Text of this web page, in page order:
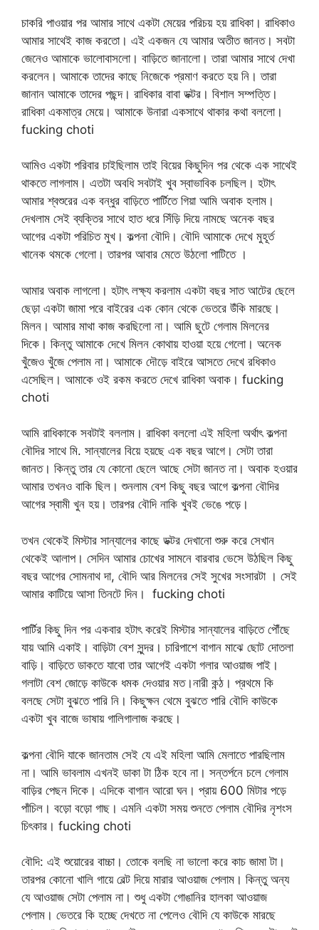
চাকরি পাওয়ার পর আমার সাথে একটা মেয়ের পরিচয় হয় রাধিকা। রাধিকাও
আমার সাথেই কাজ করতো। এই একজন যে আমার অতীত জানত। সবটা
জেনেও আমাকে ভালোবাসলো। বাড়িতে জানালো। তারা আমার সাথে দেখা
করলেন। আমাকে তাদের কাছে নিজেকে প্রমাণ করতে হয় নি। তারা
জানান আমাকে তাদের পছন্দ। রাধিকার বাবা ডক্টর। বিশাল সম্পত্তি।
রাধিকা একমাত্র মেয়ে। আমাকে উনারা একসাথে থাকার কথা বললো।
fucking choti
আমিও একটা পরিবার চাইছিলাম তাই বিয়ের কিছুদিন পর থেকে এক সাথেই
থাকতে লাগলাম। এতটা অবধি সবটাই খুব স্বাভাবিক চলছিল। হটাৎ
আমার শ্বশুরের এক বন্ধুর বাড়িতে পার্টিতে গিয়া আমি অবাক হলাম।
দেখলাম সেই ব্যক্তির সাথে হাত ধরে সিঁড়ি দিয়ে নামছে অনেক বছর
আগের একটা পরিচিত মুখ। কল্পনা বৌদি। বৌদি আমাকে দেখে মুহূর্ত
খানেক থমকে গেলো। তারপর আবার মেতে উঠলো পাটিতে ।
আমার অবাক লাগলো। হটাৎ লক্ষ্য করলাম একটা বছর সাত আটের ছেলে
ছেড়া একটা জামা পরে বাইরের এক কোন থেকে ভেতরে উঁকি মারছে।
মিলন। আমার মাথা কাজ করছিলো না। আমি ছুটে গেলাম মিলনের
দিকে। কিন্তু আমাকে দেখে মিলন কোথায় হাওয়া হয়ে গেলো। অনেক
খুঁজেও খুঁজে পেলাম না। আমাকে দৌড়ে বাইরে আসতে দেখে রধিকাও
এসেছিল। আমাকে ওই রকম করতে দেখে রাধিকা অবাক। fucking
choti
আমি রাধিকাকে সবটাই বললাম। রাধিকা বললো এই মহিলা অর্থাৎ কল্পনা
বৌদির সাথে মি. সান্যালের বিয়ে হয়ছে এক বছর আগে। সেটা তারা
জানত। কিন্তু তার যে কোনো ছেলে আছে সেটা জানত না। অবাক হওয়ার
আমার তখনও বাকি ছিল। শুনলাম বেশ কিছু বছর আগে কল্পনা বৌদির
আগের স্বামী খুন হয়। তারপর বৌদি নাকি খুবই ভেঙে পড়ে।
তখন থেকেই মিস্টার সান্যালের কাছে ডক্টর দেখানো শুরু করে সেখান
থেকেই আলাপ। সেদিন আমার চোখের সামনে বারবার ভেসে উঠছিল কিছু
বছর আগের সোমনাথ দা, বৌদি আর মিলনের সেই সুখের সংসারটা । সেই
আমার কাটিয়ে আসা তিনটে দিন। fucking choti
পার্টির কিছু দিন পর একবার হটাৎ করেই মিস্টার সান্যালের বাড়িতে পৌঁছে
যায় আমি একাই। বাড়িটা বেশ সুন্দর। চারিপাশে বাগান মাঝে ছোট দোতলা
বাড়ি। বাড়িতে ডাকতে যাবো তার আগেই একটা গলার আওয়াজ পাই।
গলাটা বেশ জোড়ে কাউকে ধমক দেওয়ার মত।নারী কন্ঠ। প্রথমে কি
বলছে সেটা বুঝতে পারি নি। কিছুক্ষন থেমে বুঝতে পারি বৌদি কাউকে
একটা খুব বাজে ভাষায় গালিগালাজ করছে।
কল্পনা বৌদি যাকে জানতাম সেই যে এই মহিলা আমি মেলাতে পারছিলাম
না। আমি ভাবলাম এখনই ডাকা টা ঠিক হবে না। সন্তর্পনে চলে গেলাম
বাড়ির পেছন দিকে। এদিকে বাগান আরো ঘন। প্রায় 600 মিটার পড়ে
পাঁচিল। বড়ো বড়ো গাছ। এমনি একটা সময় শুনতে পেলাম বৌদির নৃশংস
চিৎকার। fucking choti
বৌদি: এই শুয়োরের বাচ্চা। তোকে বলছি না ভালো করে কাচ জামা টা।
তারপর কোনো খালি গায়ে বেল্ট দিয়ে মারার আওয়াজ পেলাম। কিন্তু অন্য
যে আওয়াজ সেটা পেলাম না। শুধু একটা গোঙানির হালকা আওয়াজ
পেলাম। ভেতরে কি হচ্ছে দেখতে না পেলেও বৌদি যে কাউকে মারছে